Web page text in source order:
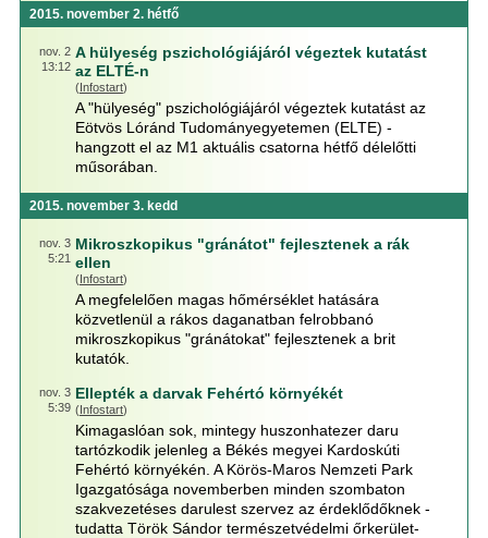
2015. november 2. hétfő
nov. 2
13:12
A hülyeség pszichológiájáról végeztek kutatást
az ELTÉ-n
(Infostart)
A "hülyeség" pszichológiájáról végeztek kutatást az
Eötvös Lóránd Tudományegyetemen (ELTE) -
hangzott el az M1 aktuális csatorna hétfő délelőtti
műsorában.
2015. november 3. kedd
nov. 3
5:21
Mikroszkopikus "gránátot" fejlesztenek a rák
ellen
(Infostart)
A megfelelően magas hőmérséklet hatására
közvetlenül a rákos daganatban felrobbanó
mikroszkopikus "gránátokat" fejlesztenek a brit
kutatók.
nov. 3
5:39
Ellepték a darvak Fehértó környékét
(Infostart)
Kimagaslóan sok, mintegy huszonhatezer daru
tartózkodik jelenleg a Békés megyei Kardoskúti
Fehértó környékén. A Körös-Maros Nemzeti Park
Igazgatósága novemberben minden szombaton
szakvezetéses darulest szervez az érdeklődőknek -
tudatta Török Sándor természetvédelmi őrkerület-